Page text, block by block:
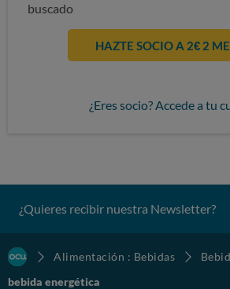
buscado
HAZTE SOCIO A 2€ 2
¿Eres socio? Accede a tu
¿Quieres recibir nuestra Newsletter?
Alimentación : Bebidas
bebida energética